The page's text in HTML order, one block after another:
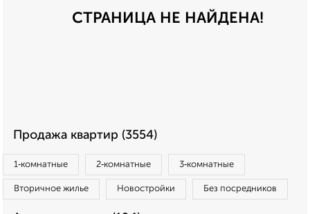
СТРАНИЦА НЕ НАЙДЕНА!
Продажа квартир (3554)
1‑комнатные 2‑комнатные 3‑комнатные
Вторичное жилье Новостройки Без посредников